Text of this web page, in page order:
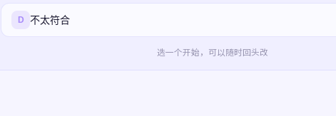
D 不太符合
选一个开始，可以随时回头改